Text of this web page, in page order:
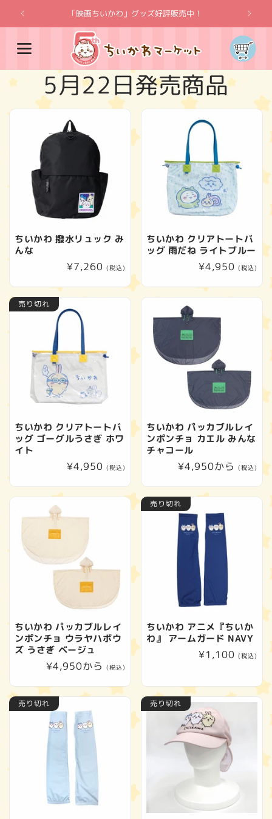
ンツに
進む
「映画ちいかわ」グッズ好評販売中！
カ
ー
ト
コ
レ
ク
シ
ョ
ン
5月22日発売商品
ちいかわ 撥水リュック み
んな
通
格
¥7,260 (税込)
ちいかわ クリアトートバ
ッグ 雨だね ライトブルー
通
価
¥4,950 (税込)
売り切れ
ちいかわ クリアトートバ
ッグ ゴーグルうさぎ ホワ
イト
通
価
¥4,950 (税込)
ちいかわ パッカブルレイ
ンポンチョ カエル みんな
チャコール
通
価
格
¥4,950から (税込)
ちいかわ パッカブルレイ
ンポンチョ ウラヤハボウ
ズ うさぎ ベージュ
通
価
格
¥4,950から (税込)
売り切れ
ちいかわ アニメ『ちいか
わ』 アームガード NAVY
通
価
格
¥1,100 (税込)
売り切れ 売り切れ